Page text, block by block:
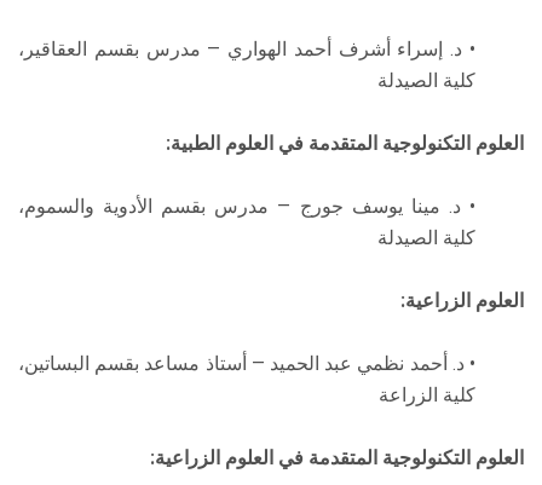
• د. إسراء أشرف أحمد الهواري — مدرس بقسم العقاقير،
كلية الصيدلة
العلوم التكنولوجية المتقدمة في العلوم الطبية:
• د. مينا يوسف جورج — مدرس بقسم الأدوية والسموم،
كلية الصيدلة
العلوم الزراعية:
• د. أحمد نظمي عبد الحميد — أستاذ مساعد بقسم البساتين،
كلية الزراعة
العلوم التكنولوجية المتقدمة في العلوم الزراعية: